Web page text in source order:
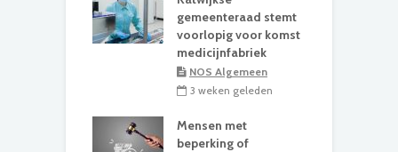
gemeenteraad stemt
voorlopig voor komst
medicijnfabriek
NOS Algemeen
3 weken geleden
Mensen met
beperking of